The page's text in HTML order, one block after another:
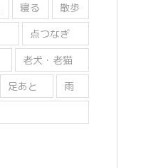
寝る
散歩
点つなぎ
老犬・老猫
足あと
雨